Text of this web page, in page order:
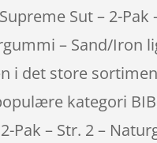
Sut – 2-Pak
– Sand/Iron
i det store
kategori
Pak – Str. 2 –